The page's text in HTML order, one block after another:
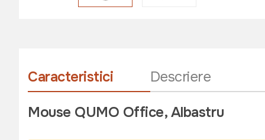
Caracteristici Descriere
Mouse QUMO Office, Albastru